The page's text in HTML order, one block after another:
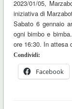
2023/01/05,
iniziativa di
Sabato 6 gennaio
ogni bimbo e
ore 16:30. In attesa
Condividi:
Facebook